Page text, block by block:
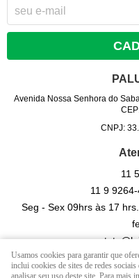
Avenida Nossa Senhora do
CNPJ:
11 5
11 9
Seg - Sex 09hrs às 17
Usamos cookies para garantir que
inclui cookies de sites de redes
analisar seu uso deste site. Para mais